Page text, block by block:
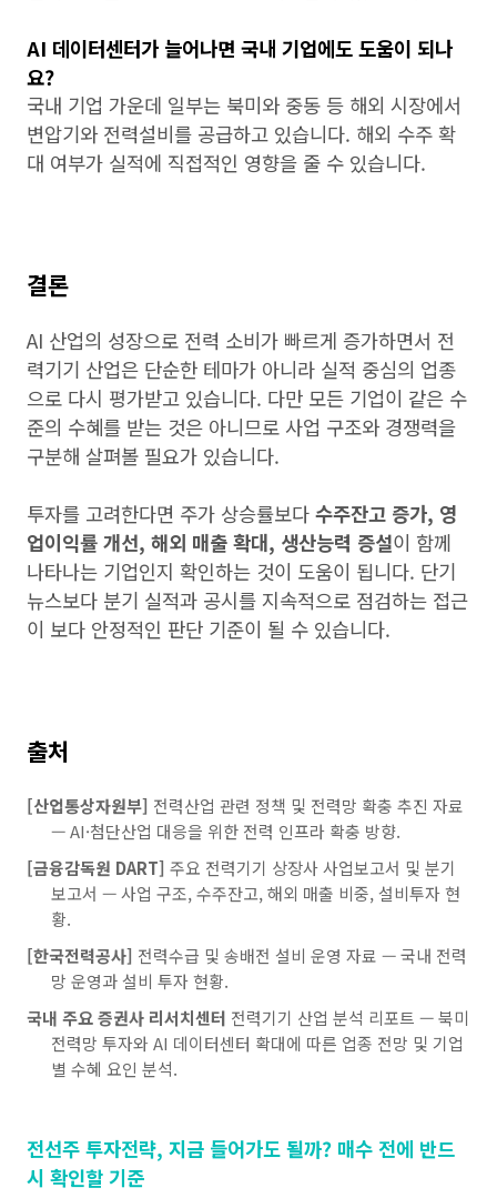
AI 데이터센터가 늘어나면 국내 기업에도 도움이 되나
요?
국내 기업 가운데 일부는 북미와 중동 등 해외 시장에서
변압기와 전력설비를 공급하고 있습니다. 해외 수주 확
대 여부가 실적에 직접적인 영향을 줄 수 있습니다.
결론
AI 산업의 성장으로 전력 소비가 빠르게 증가하면서 전
력기기 산업은 단순한 테마가 아니라 실적 중심의 업종
으로 다시 평가받고 있습니다. 다만 모든 기업이 같은 수
준의 수혜를 받는 것은 아니므로 사업 구조와 경쟁력을
구분해 살펴볼 필요가 있습니다.
투자를 고려한다면 주가 상승률보다 수주잔고 증가, 영
업이익률 개선, 해외 매출 확대, 생산능력 증설이 함께
나타나는 기업인지 확인하는 것이 도움이 됩니다. 단기
뉴스보다 분기 실적과 공시를 지속적으로 점검하는 접근
이 보다 안정적인 판단 기준이 될 수 있습니다.
출처
[산업통상자원부] 전력산업 관련 정책 및 전력망 확충 추진 자료
— AI·첨단산업 대응을 위한 전력 인프라 확충 방향.
[금융감독원 DART] 주요 전력기기 상장사 사업보고서 및 분기
보고서 — 사업 구조, 수주잔고, 해외 매출 비중, 설비투자 현
황.
[한국전력공사] 전력수급 및 송배전 설비 운영 자료 — 국내 전력
망 운영과 설비 투자 현황.
국내 주요 증권사 리서치센터 전력기기 산업 분석 리포트 — 북미
전력망 투자와 AI 데이터센터 확대에 따른 업종 전망 및 기업
별 수혜 요인 분석.
전선주 투자전략, 지금 들어가도 될까? 매수 전에 반드
시 확인할 기준